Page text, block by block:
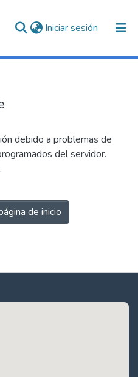
Iniciar sesión (current)
debido a problemas de
del servidor.
de inicio